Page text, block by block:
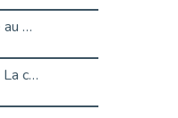
Le TIH : L'Expertise au Service de l'Inclusion
Parcours THalents : La complémentarité au service de l'Emploi.